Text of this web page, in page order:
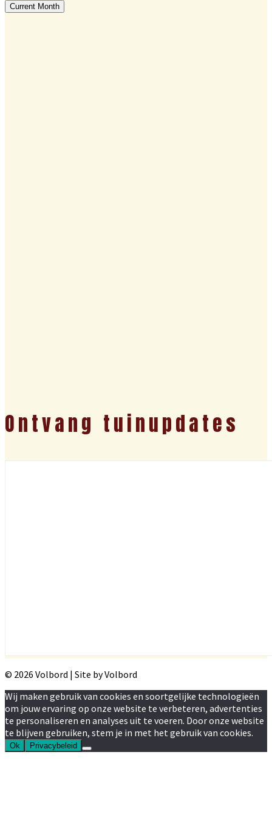
Current Month
Ontvang tuinupdates
© 2026 Volbord | Site by Volbord
Wij maken gebruik van cookies en soortgelijke technologieën
om jouw ervaring op onze website te verbeteren, advertenties
te personaliseren en analyses uit te voeren. Door onze website
te blijven gebruiken, stem je in met het gebruik van cookies.
Ok Privacybeleid